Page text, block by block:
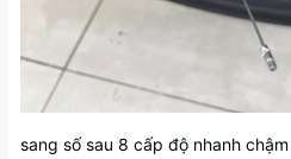
sang số sau 8 cấp độ nhanh